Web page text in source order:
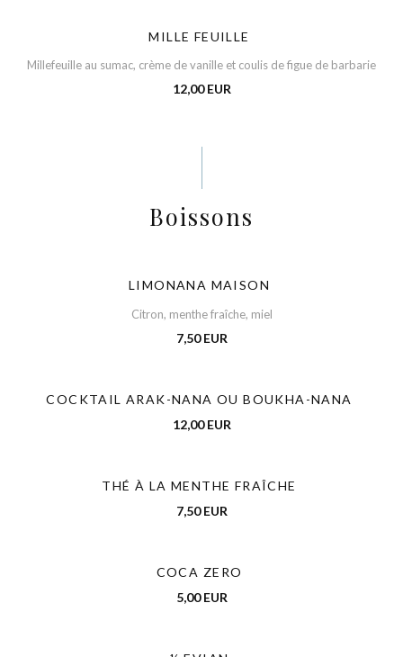
MILLE FEUILLE
Millefeuille au sumac, crème de vanille et coulis de figue de barbarie
12,00 EUR
Boissons
LIMONANA MAISON
Citron, menthe fraîche, miel
7,50 EUR
COCKTAIL ARAK-NANA OU BOUKHA-NANA
12,00 EUR
THÉ À LA MENTHE FRAÎCHE
7,50 EUR
COCA ZERO
5,00 EUR